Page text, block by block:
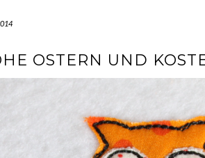
OSTERN UND